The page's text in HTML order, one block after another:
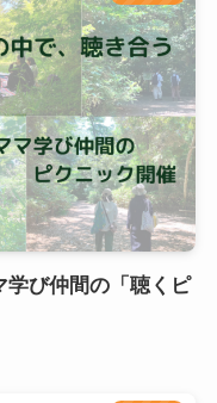
学び仲間の「聴くピ